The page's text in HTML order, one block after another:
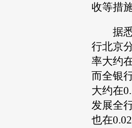
收等措
据悉
行北京
率大约
而全银
大约在
发展全
也在